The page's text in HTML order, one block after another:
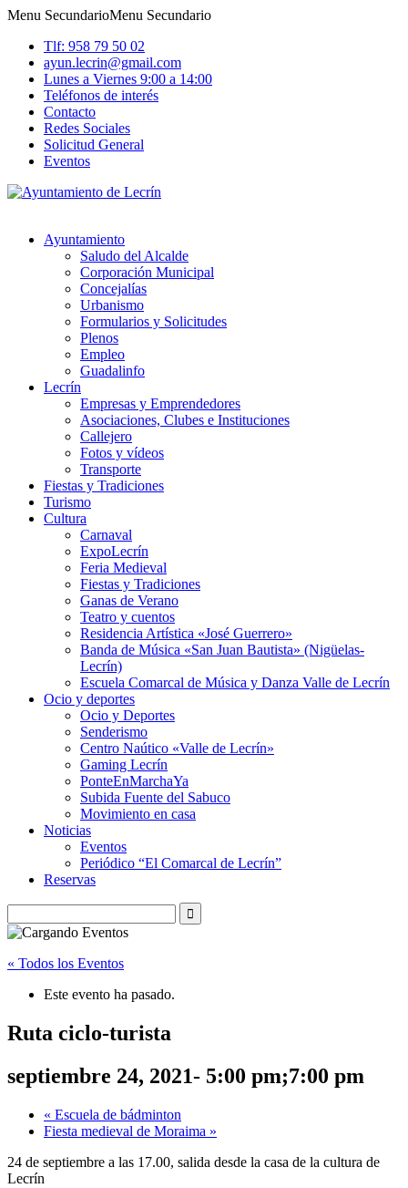
Menu SecundarioMenu Secundario
Tlf: 958 79 50 02
ayun.lecrin@gmail.com
Lunes a Viernes 9:00 a 14:00
Teléfonos de interés
Contacto
Redes Sociales
Solicitud General
Eventos
Ayuntamiento
Saludo del Alcalde
Corporación Municipal
Concejalías
Urbanismo
Formularios y Solicitudes
Plenos
Empleo
Guadalinfo
Lecrín
Empresas y Emprendedores
Asociaciones, Clubes e Instituciones
Callejero
Fotos y vídeos
Transporte
Fiestas y Tradiciones
Turismo
Cultura
Carnaval
ExpoLecrín
Feria Medieval
Fiestas y Tradiciones
Ganas de Verano
Teatro y cuentos
Residencia Artística «José Guerrero»
Banda de Música «San Juan Bautista» (Nigüelas-
Lecrín)
Escuela Comarcal de Música y Danza Valle de Lecrín
Ocio y deportes
Ocio y Deportes
Senderismo
Centro Naútico «Valle de Lecrín»
Gaming Lecrín
PonteEnMarchaYa
Subida Fuente del Sabuco
Movimiento en casa
Noticias
Eventos
Periódico “El Comarcal de Lecrín”
Reservas
« Todos los Eventos
Este evento ha pasado.
Ruta ciclo-turista
septiembre 24, 2021- 5:00 pm;7:00 pm
« Escuela de bádminton
Fiesta medieval de Moraima »
24 de septiembre a las 17.00, salida desde la casa de la cultura de
Lecrín